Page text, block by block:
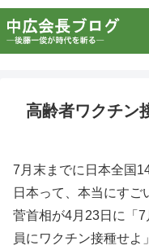
高齢者ワクチン
7月末までに日本全国
日本って、本当にすご
菅首相が4月23日に「
員にワクチン接種せよ